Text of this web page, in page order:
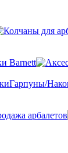
Barnett
Гарпуны/
арбалетов